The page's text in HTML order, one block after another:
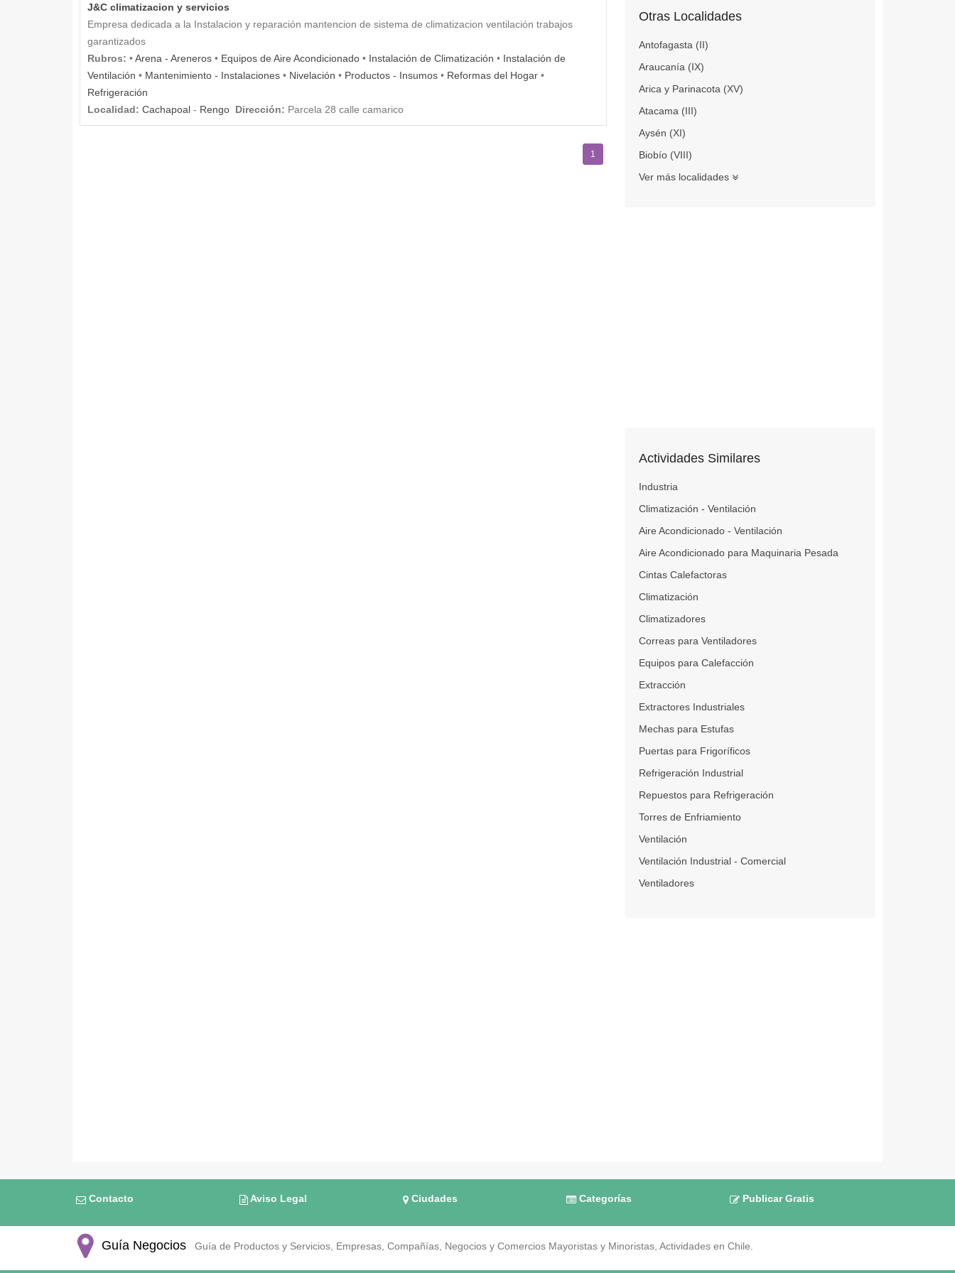
J&C climatizacion y servicios
Empresa dedicada a la Instalacion y reparación mantencion de sistema de climatizacion ventilación trabajos
garantizados
Rubros: •Arena - Areneros • Equipos de Aire Acondicionado • Instalación de Climatización • Instalación de
Ventilación • Mantenimiento - Instalaciones • Nivelación • Productos - Insumos • Reformas del Hogar •
Refrigeración
Localidad: Cachapoal - Rengo Dirección: Parcela 28 calle camarico
1
Otras Localidades
Antofagasta (II)
Araucanía (IX)
Arica y Parinacota (XV)
Atacama (III)
Aysén (XI)
Biobío (VIII)
Ver más localidades
Actividades Similares
Industria
Climatización - Ventilación
Aire Acondicionado - Ventilación
Aire Acondicionado para Maquinaria Pesada
Cintas Calefactoras
Climatización
Climatizadores
Correas para Ventiladores
Equipos para Calefacción
Extracción
Extractores Industriales
Mechas para Estufas
Puertas para Frigoríficos
Refrigeración Industrial
Repuestos para Refrigeración
Torres de Enfriamiento
Ventilación
Ventilación Industrial - Comercial
Ventiladores
Contacto Aviso Legal Ciudades Categorías Publicar Gratis
Guía Negocios Guía de Productos y Servicios, Empresas, Compañías, Negocios y Comercios Mayoristas y Minoristas, Actividades en Chile.